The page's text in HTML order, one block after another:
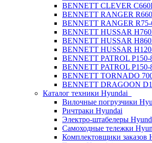
BENNETT CLEVER
BENNETT RANGER
BENNETT RANGER R75-
BENNETT HUSSAR
BENNETT HUSSAR
BENNETT HUSSAR
BENNETT PATROL P150-
BENNETT PATROL P150-
BENNETT TORNADO
BENNETT DRAGOON
Каталог техники Hyundai
Вилочные погрузчики
Ричтраки Hyundai
Электро-штабелеры
Самоходные тележки
Комплектовщики заказов